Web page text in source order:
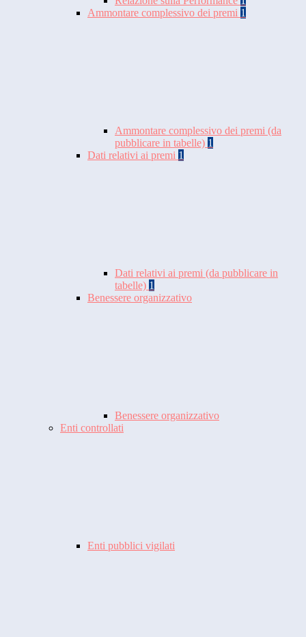
Ammontare complessivo dei premi 1
Ammontare complessivo dei premi (da
pubblicare in tabelle) 1
Dati relativi ai premi 1
Dati relativi ai premi (da pubblicare in
tabelle) 1
Benessere organizzativo
Benessere organizzativo
Enti controllati
Enti pubblici vigilati